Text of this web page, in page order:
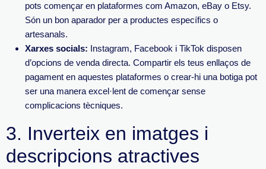
pots començar en plataformes com Amazon, eBay o Etsy.
Són un bon aparador per a productes específics o
artesanals.
Xarxes socials: Instagram, Facebook i TikTok disposen
d’opcions de venda directa. Compartir els teus enllaços de
pagament en aquestes plataformes o crear-hi una botiga pot
ser una manera excel·lent de començar sense
complicacions tècniques.
3. Inverteix en imatges i
descripcions atractives